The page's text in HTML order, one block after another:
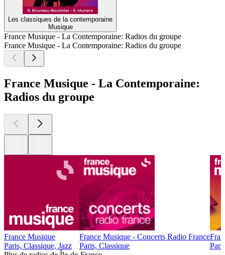
Les classiques de la contemporaine
Musique
France Musique - La Contemporaine: Radios du groupe
France Musique - La Contemporaine: Radios du groupe
France Musique - La Contemporaine:
Radios du groupe
France Musique
Paris, Classique, Jazz
France Musique - Concerts Radio France
Paris, Classique